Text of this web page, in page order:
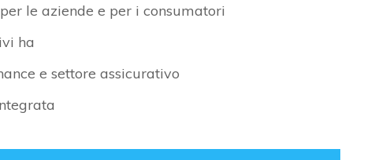
le aziende e per i consumatori
ha
e settore assicurativo